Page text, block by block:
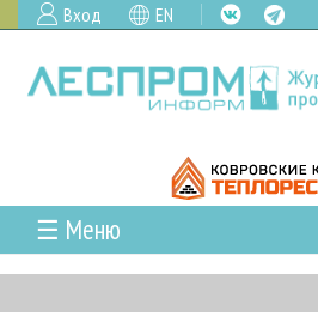
Вход EN
☰ Меню
ГЛАВНАЯ
РУБРИКИ И ТЕМЫ